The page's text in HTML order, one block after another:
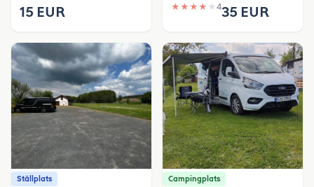
15 EUR ★ ★ ★ ★ ★ 435 EUR
Ställplats Campingplats